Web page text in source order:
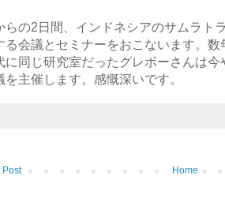
らの2日間、インドネシアのサムラト
る会議とセミナーをおこないます。
に同じ研究室だったグレボーさんは
を主催します。感慨深いです。
Post Home